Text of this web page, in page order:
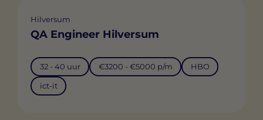
Hilversum
QA Engineer Hilversum
32 - 40 uur €3200 - €5000 p/m HBO
ict-it